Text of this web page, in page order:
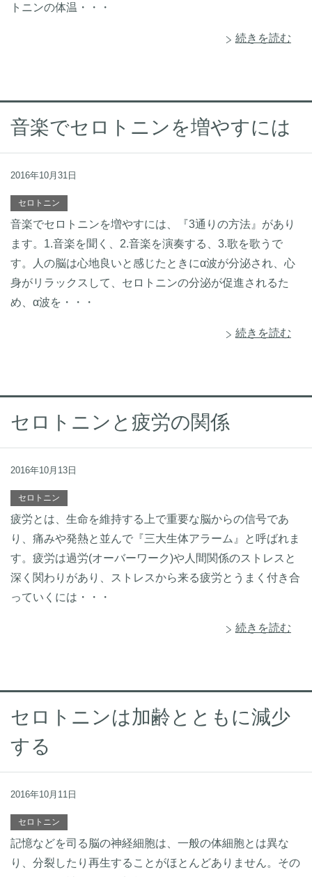
トニンの体温・・・
続きを読む
音楽でセロトニンを増やすには
2016年10月31日
セロトニン
音楽でセロトニンを増やすには、『3通りの方法』があり
ます。1.音楽を聞く、2.音楽を演奏する、3.歌を歌うで
す。人の脳は心地良いと感じたときにα波が分泌され、心
身がリラックスして、セロトニンの分泌が促進されるた
め、α波を・・・
続きを読む
セロトニンと疲労の関係
2016年10月13日
セロトニン
疲労とは、生命を維持する上で重要な脳からの信号であ
り、痛みや発熱と並んで『三大生体アラーム』と呼ばれま
す。疲労は過労(オーバーワーク)や人間関係のストレスと
深く関わりがあり、ストレスから来る疲労とうまく付き合
っていくには・・・
続きを読む
セロトニンは加齢とともに減少
する
2016年10月11日
セロトニン
記憶などを司る脳の神経細胞は、一般の体細胞とは異な
り、分裂したり再生することがほとんどありません。その